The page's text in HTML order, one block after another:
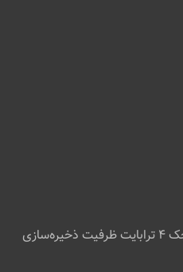
این کارت حافظه کوچک ۴ ترابایت ظرفیت ذخیره‌سازی